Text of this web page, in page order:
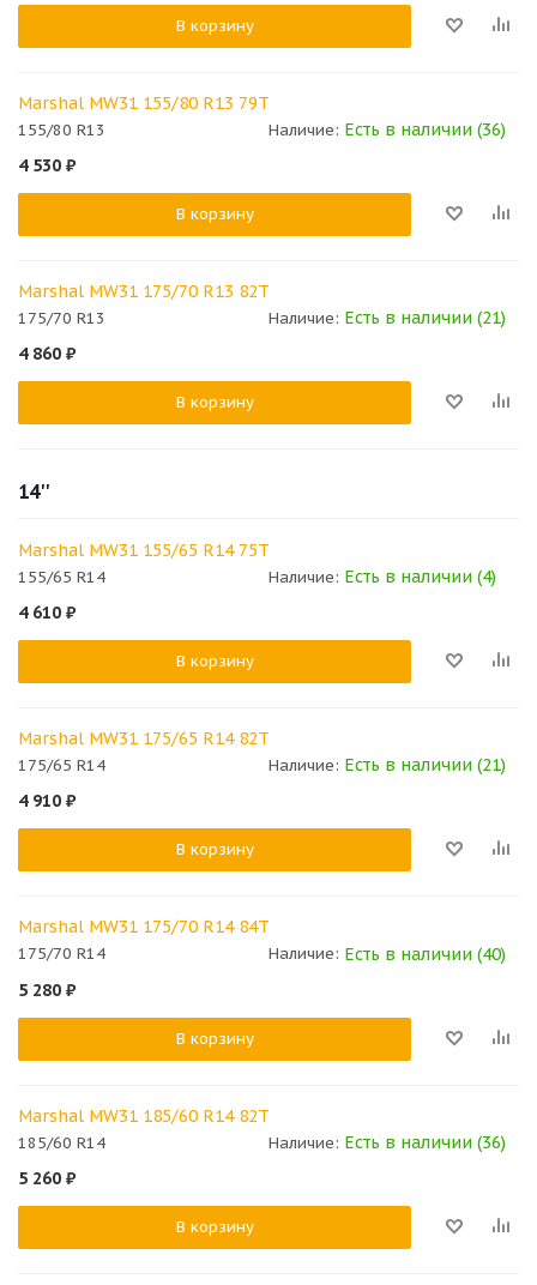
В корзину
Marshal MW31 155/80 R13 79T
155/80 R13 Наличие: Есть в наличии (36)
4 530 ₽
В корзину
Marshal MW31 175/70 R13 82T
175/70 R13 Наличие: Есть в наличии (21)
4 860 ₽
В корзину
14''
Marshal MW31 155/65 R14 75T
155/65 R14 Наличие: Есть в наличии (4)
4 610 ₽
В корзину
Marshal MW31 175/65 R14 82T
175/65 R14 Наличие: Есть в наличии (21)
4 910 ₽
В корзину
Marshal MW31 175/70 R14 84T
175/70 R14 Наличие: Есть в наличии (40)
5 280 ₽
В корзину
Marshal MW31 185/60 R14 82T
185/60 R14 Наличие: Есть в наличии (36)
5 260 ₽
В корзину